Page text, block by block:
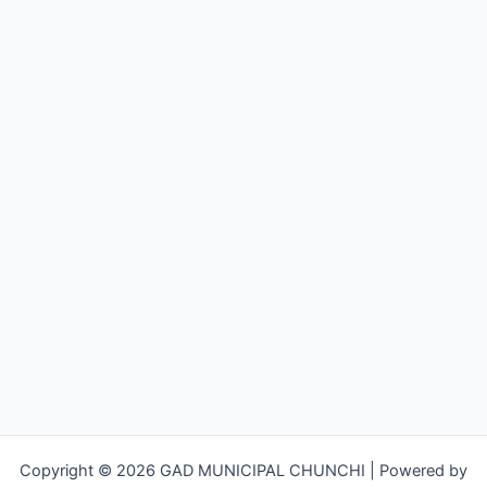
Copyright © 2026 GAD MUNICIPAL CHUNCHI | Powered by